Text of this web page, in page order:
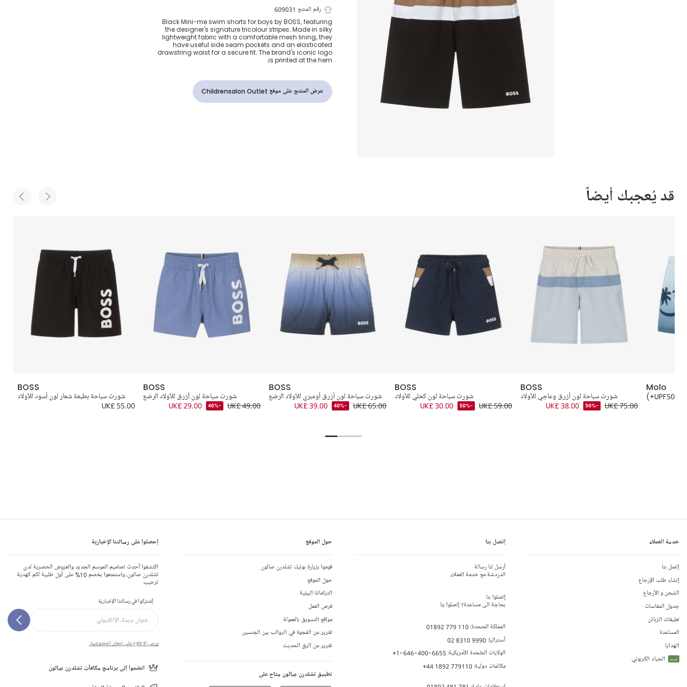
شورت سباحة بشعار
ثلاثي الألوان لون أسود
للأولاد
رقم المنتج 609031
Black Mini-me swim shorts for boys by BOSS, featuring
the designer's signature tricolour stripes. Made in silky
lightweight fabric with a comfortable mesh lining, they
have useful side seam pockets and an elasticated
drawstring waist for a secure fit. The brand's iconic logo
is printed at the hem.
عرض المنتج على موقع Childrensalon Outlet
قد يُعجبك أيضاً
BOSS
شورت سباحة بطبعة شعار لون أسود للأولاد
UK£ 55.00
BOSS
شورت سباحة لون أزرق للأولاد الرضع
UK£ 49.00
-40%
UK£ 29.00
BOSS
شورت سباحة لون أزرق أومبري للأولاد الرضع
UK£ 65.00
-40%
UK£ 39.00
BOSS
شورت سباحة لون كحلي للأولاد
UK£ 59.00
-50%
UK£ 30.00
BOSS
شورت سباحة لون أزرق وعاجي للأولاد
UK£ 75.00
-50%
UK£ 38.00
Molo
خدمة العملاء
إتصل بنا
إنشاء طلب الإرجاع
الشحن و الأرجاع
جدول المقاسات
تعليقات الزبائن
المساعدة
الهدايا
جديد الحياد الكربوني
إتصل بنا
أرسل لنا رسالة
الدردشة مع خدمة العملاء
إتصلوا بنا
بحاجة الى مساعدة؟ إتصلوا بنا
المملكة المتحدة:01892 779 110
أستراليا:02 8310 9990
الولايات المتّحدة الأمريكية: +1-646-400-6655
مكالمات دولية:+44 1892 779110
حول الموقع
قوموا بزيارة بوتيك تشلدرن صالون
حول الموقع
التزاماتنا البيئية
فرص العمل
مواقع التسويق بالعمولة
تقرير عن الفجوة في الرواتب بين الجنسين
تقرير عن الرق الحديث
تطبيق تشلدرن صالون متاح على
إحصلوا على رسالتنا الإخبارية
اكتشفوا أحدث تصاميم الموسم الجديد والعروض الحصرية لدى
تشلدرن صالون، واستمتعوا بخصم 10% على أول طلبية لكم كهدية
ترحيب
إشتركوا في رسالتنا الإخبارية
يرجى الاطلاع على إشعار الخصوصية.
انضموا إلى برنامج مكافآت تشلدرن صالون